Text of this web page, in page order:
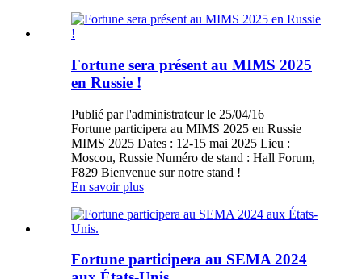
Fortune sera présent au MIMS 2025
en Russie !
Publié par l'administrateur le 25/04/16
Fortune participera au MIMS 2025 en Russie
MIMS 2025 Dates : 12-15 mai 2025 Lieu :
Moscou, Russie Numéro de stand : Hall Forum,
F829 Bienvenue sur notre stand !
En savoir plus
Fortune participera au SEMA 2024